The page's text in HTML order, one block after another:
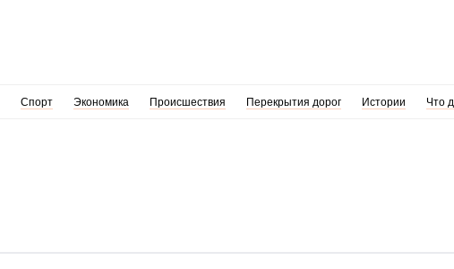
Спорт Экономика Происшествия Перекрытия дорог Истории Что